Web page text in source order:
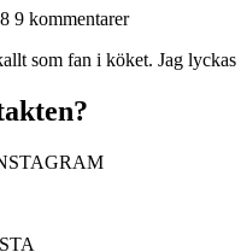
9 kommentarer
som fan i köket. Jag